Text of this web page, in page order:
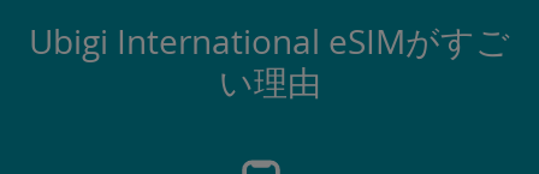
Ubigi International eSIMがすご
い理由